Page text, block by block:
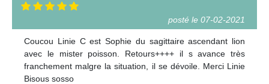
posté le 07-02-2021
Coucou Linie C est Sophie du sagittaire ascendant lion
avec le mister poisson. Retours++++ il s avance très
franchement malgre la situation, il se dévoile. Merci Linie
Bisous sosso